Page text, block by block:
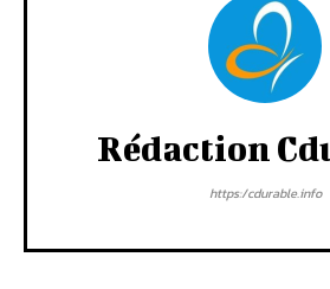
Rédaction
https:/cdurable.info